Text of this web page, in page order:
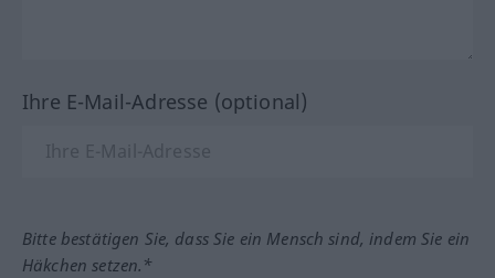
Ihre E-Mail-Adresse (optional)
Bitte bestätigen Sie, dass Sie ein Mensch sind, indem Sie ein
Häkchen setzen.*